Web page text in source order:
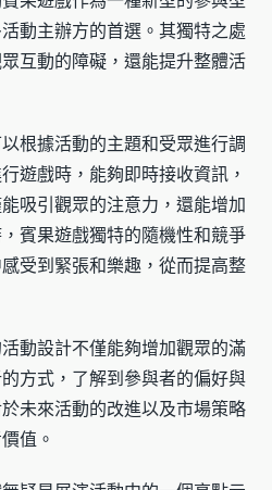
動主辦方的首選。其獨特之處
互動的障礙，還能提升整體活
根據活動的主題和受眾進行調
遊戲時，能夠即時接收資訊，
吸引觀眾的注意力，還能增加
賓果遊戲獨特的隨機性和競爭
受到緊張和樂趣，從而提高整
動設計不僅能夠增加觀眾的滿
方式，了解到參與者的偏好與
未來活動的改進以及市場策略
值。